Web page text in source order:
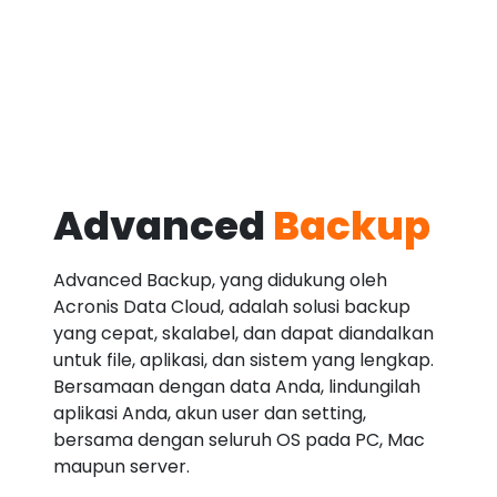
AdvancedBackup
Advanced Backup, yang didukung oleh
Acronis Data Cloud, adalah solusi backup
yang cepat, skalabel, dan dapat diandalkan
untuk file, aplikasi, dan sistem yang lengkap.
Bersamaan dengan data Anda, lindungilah
aplikasi Anda, akun user dan setting,
bersama dengan seluruh OS pada PC, Mac
maupun server.